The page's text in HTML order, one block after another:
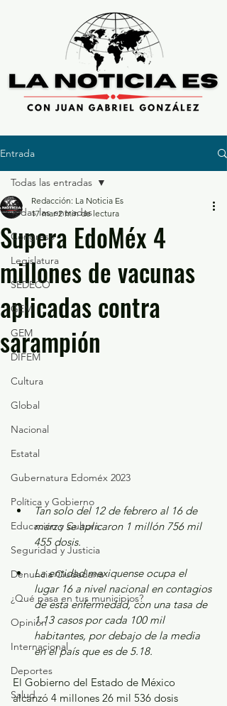
Entrada
Todas las entradas
Congreso
Legislatura
SEDECO
GEM
GEM
DIFEM
Cultura
Global
Nacional
Estatal
Gubernatura Edoméx 2023
Política y Gobierno
Educación y Cultura
Seguridad y Justicia
Denuncia Ciudadana
¿Qué pasa en tus municipios?
Opinión
Internacional
Deportes
Salud
Todas las entradas
Supera EdoMéx 4
millones de vacunas
aplicadas contra
sarampión
Redacción: La Noticia Es
17 mar 2 min de lectura
Tan solo del 12 de febrero al 16 de
marzo se aplicaron 1 millón 756 mil
455 dosis.
La entidad mexiquense ocupa el
lugar 16 a nivel nacional en contagios
de esta enfermedad, con una tasa de
1.13 casos por cada 100 mil
habitantes, por debajo de la media
en el país que es de 5.18.
El Gobierno del Estado de México
alcanzó 4 millones 26 mil 536 dosis